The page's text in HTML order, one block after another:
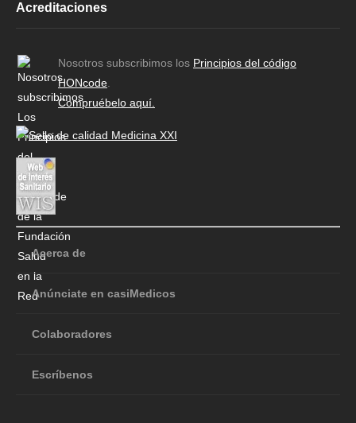
Acreditaciones
Nosotros subscribimos los Principios del código
HONcode.
Compruébelo aquí.
Acerca de
Anúnciate en casiMedicos
Colaboradores
Escríbenos